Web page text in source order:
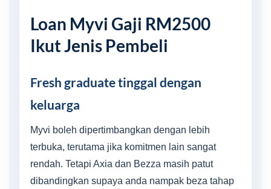
Loan Myvi Gaji RM2500
Ikut Jenis Pembeli
Fresh graduate tinggal dengan
keluarga
Myvi boleh dipertimbangkan dengan lebih
terbuka, terutama jika komitmen lain sangat
rendah. Tetapi Axia dan Bezza masih patut
dibandingkan supaya anda nampak beza tahap